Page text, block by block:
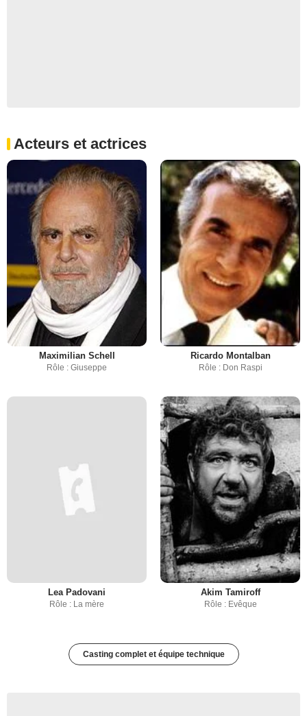
Acteurs et actrices
Maximilian Schell
Rôle : Giuseppe
Ricardo Montalban
Rôle : Don Raspi
Lea Padovani
Rôle : La mère
Akim Tamiroff
Rôle : Evêque
Casting complet et équipe technique